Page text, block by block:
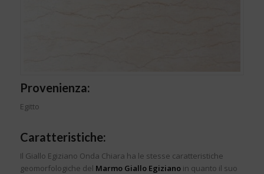
Provenienza:
Egitto
Caratteristiche:
Il Giallo Egiziano Onda Chiara ha le stesse caratteristiche
geomorfologiche del Marmo Giallo Egizianoin quanto il suo